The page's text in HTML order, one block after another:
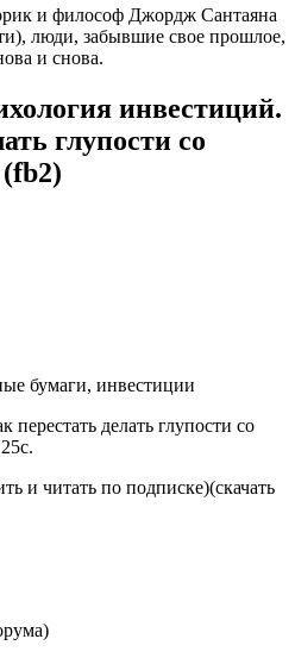
и философ Джордж Сантаяна
люди, забывшие свое прошлое,
и снова.
инвестиций.
глупости со
бумаги, инвестиции
делать глупости со
и читать по подписке)(скачать